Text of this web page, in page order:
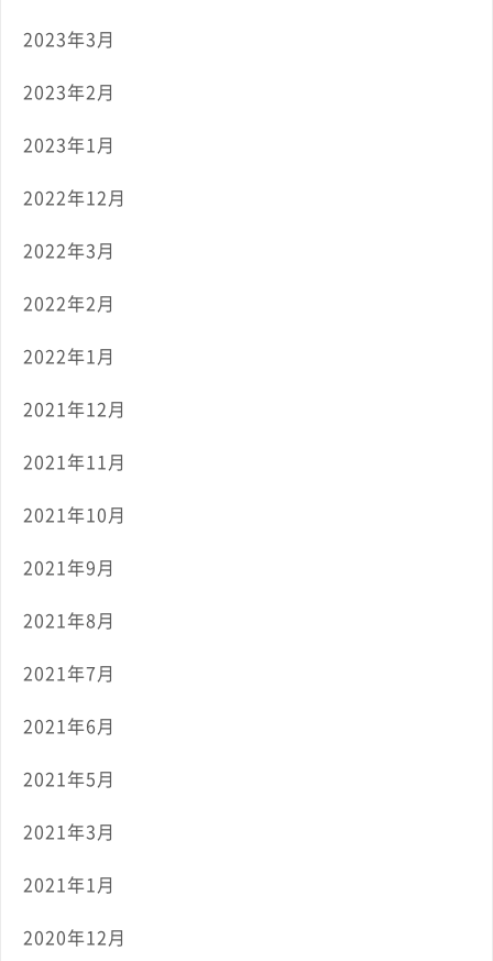
2023年3月
2023年2月
2023年1月
2022年12月
2022年3月
2022年2月
2022年1月
2021年12月
2021年11月
2021年10月
2021年9月
2021年8月
2021年7月
2021年6月
2021年5月
2021年3月
2021年1月
2020年12月